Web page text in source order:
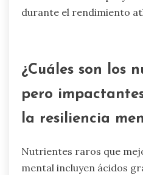
contribuyendo a mejores
verduras y legumbres
constante de energía,
mantener el enfoque y la
durante el rendimiento